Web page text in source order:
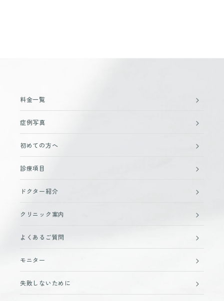
料金一覧
症例写真
初めての方へ
診療項目
ドクター紹介
クリニック案内
よくあるご質問
モニター
失敗しないために